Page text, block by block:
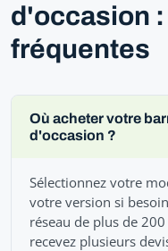
d'occasion
fréquentes
Où acheter votre
d'occasion ?
Sélectionnez votre
votre version si
réseau de plus de
recevez plusieurs